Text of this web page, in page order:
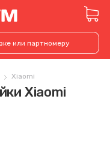
Xiaomi
Xiaomi